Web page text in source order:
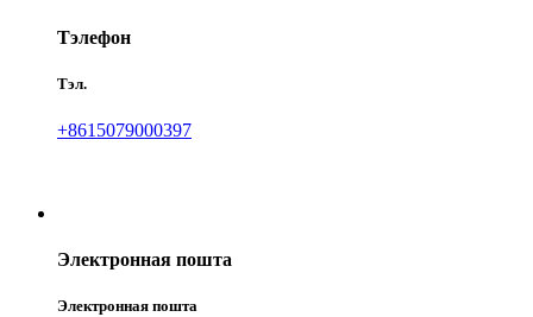
Тэлефон
Тэл.
+8615079000397
Электронная пошта
Электронная пошта